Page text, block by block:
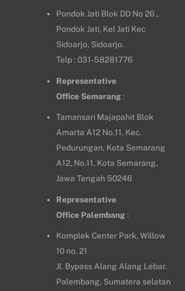
Pondok Jati Blok DD No 26 ,
Pondok Jati, Kel Jati Kec
Sidoarjo, Sidoarjo.
Telp : 031-58281776
Representative
Office Semarang :
Tamansari Majapahit Blok
Amarta A12 No.11, Kec.
Pedurungan, Kota Semarang
A12, No.11, Kota Semarang,
Jawa Tengah 50246
Representative
Office Palembang :
Komplek Center Park, Willow
10 no. 21
Jl. Bypass Alang Alang Lebar.
Palembang, Sumatera selatan